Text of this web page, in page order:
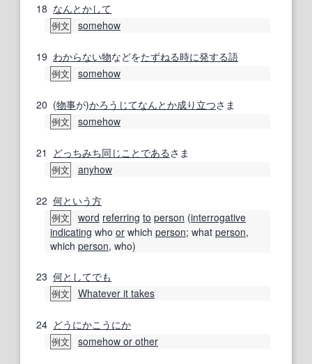
18 なんとかして
例文 somehow
19 わからない物などをたずねる時に発する語
例文 somehow
20 (物事が)かろうじてなんとか成り立つさま
例文 somehow
21 どっちみち同じこと であるさま
例文 anyhow
22 何という方
例文 word referring to person (interrogative
indicating who or which person; what person,
which person, who)
23 何としてでも
例文 Whatever it takes
24 どうにかこうにか
例文 somehow or other